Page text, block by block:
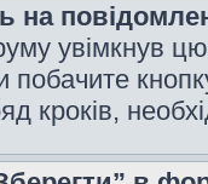
на
увімкнув
побачите
кроків,